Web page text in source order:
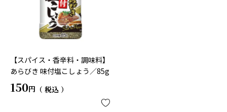
【スパイス・香辛料・調味料】
あらびき 味付塩こしょう／85g
150 税込